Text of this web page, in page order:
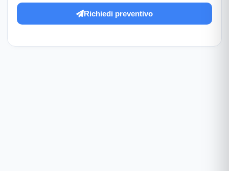
Richiedi preventivo